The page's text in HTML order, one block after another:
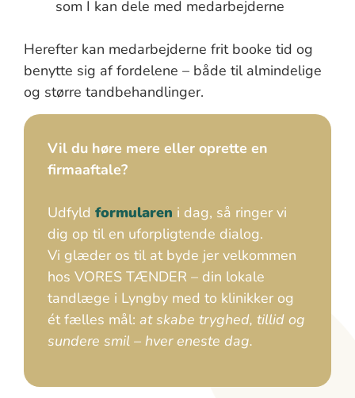
som I kan dele med medarbejderne
Herefter kan medarbejderne frit booke tid og
benytte sig af fordelene – både til almindelige
og større tandbehandlinger.
Vil du høre mere eller oprette en
firmaaftale?
Udfyld formularen i dag, så ringer vi
dig op til en uforpligtende dialog.
Vi glæder os til at byde jer velkommen
hos VORES TÆNDER – din lokale
tandlæge i Lyngby med to klinikker og
ét fælles mål: at skabe tryghed, tillid og
sundere smil – hver eneste dag.